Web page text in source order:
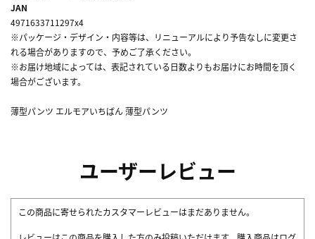
JAN
4971633711297x4
※パッケージ・デザイン・内容等は、リニューアルにより予告なしに変更さ
れる場合がありますので、予めご了承ください。
※お届け地域によっては、表記されている日数よりもお届けにお時間を頂く
場合がございます。
薄型パンツ エルモアいちばん 薄型パンツ
ユーザーレビュー
この商品に寄せられたカスタマーレビューはまだありません。